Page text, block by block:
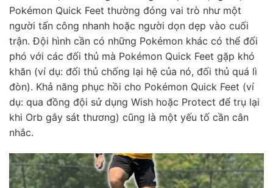
Pokémon Quick Feet thường đóng vai trò như một
người tấn công nhanh hoặc người dọn dẹp vào cuối
trận. Đội hình cần có những Pokémon khác có thể đối
phó với các đối thủ mà Pokémon Quick Feet gặp khó
khăn (ví dụ: đối thủ chống lại hệ của nó, đối thủ quá lì
đòn). Khả năng phục hồi cho Pokémon Quick Feet (ví
dụ: qua đồng đội sử dụng Wish hoặc Protect để trụ lại
khi Orb gây sát thương) cũng là một yếu tố cần cân
nhắc.